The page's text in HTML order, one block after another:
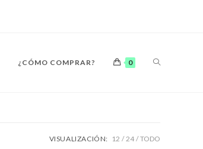
¿CÓMO COMPRAR? 0 ALTERNAR
VISUALIZACIÓN: 12 24 TODO